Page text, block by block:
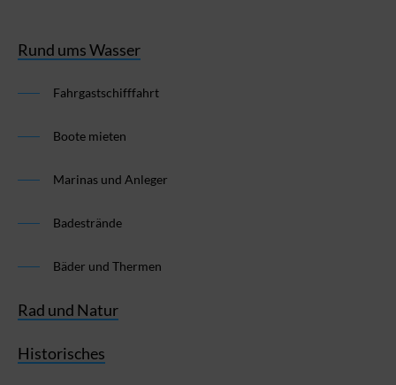
Rund ums Wasser
Fahrgastschifffahrt
Boote mieten
Marinas und Anleger
Badestrände
Bäder und Thermen
Rad und Natur
Historisches